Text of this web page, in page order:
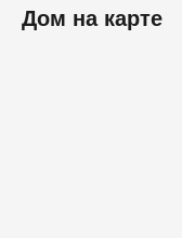
Дом на карте